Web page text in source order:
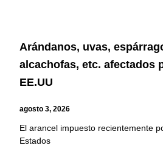
Arándanos, uvas,
alcachofas, etc. afectados
EE.UU
agosto 3, 2026
El arancel impuesto recientemente
Estados